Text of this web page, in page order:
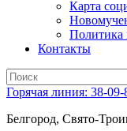
Карта
Политика
Контакты
Горячая линия: 38-09-
Белгород, Свято-